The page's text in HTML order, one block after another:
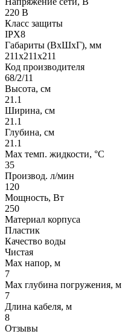
220 В
Класс защиты
IPX8
Габариты (ВхШхГ), мм
211x211x211
Код производителя
68/2/11
Высота, см
21.1
Ширина, см
21.1
Глубина, см
21.1
Max темп. жидкости, °С
35
Производ. л/мин
120
Мощность, Вт
250
Материал корпуса
Пластик
Качество воды
Чистая
Max напор, м
7
Max глубина погружения, м
7
Длина кабеля, м
8
Отзывы